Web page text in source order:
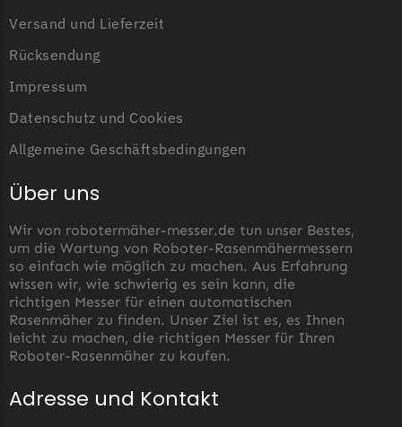
Begrenzungsdraht
Versand und Lieferzeit
Rücksendung
Impressum
Datenschutz und Cookies
Allgemeine Geschäftsbedingungen
Über uns
Wir von robotermäher-messer.de tun unser Bestes,
um die Wartung von Roboter-Rasenmähermessern
so einfach wie möglich zu machen. Aus Erfahrung
wissen wir, wie schwierig es sein kann, die
richtigen Messer für einen automatischen
Rasenmäher zu finden. Unser Ziel ist es, es Ihnen
leicht zu machen, die richtigen Messer für Ihren
Roboter-Rasenmäher zu kaufen.
Adresse und Kontakt